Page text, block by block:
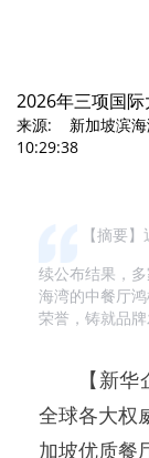
2026年三项国
来源: 新加坡滨
10:29:38
【摘要
续公布结果，
海湾的中餐厅
荣誉，铸就品牌
【新
全球各大权
加坡优质餐